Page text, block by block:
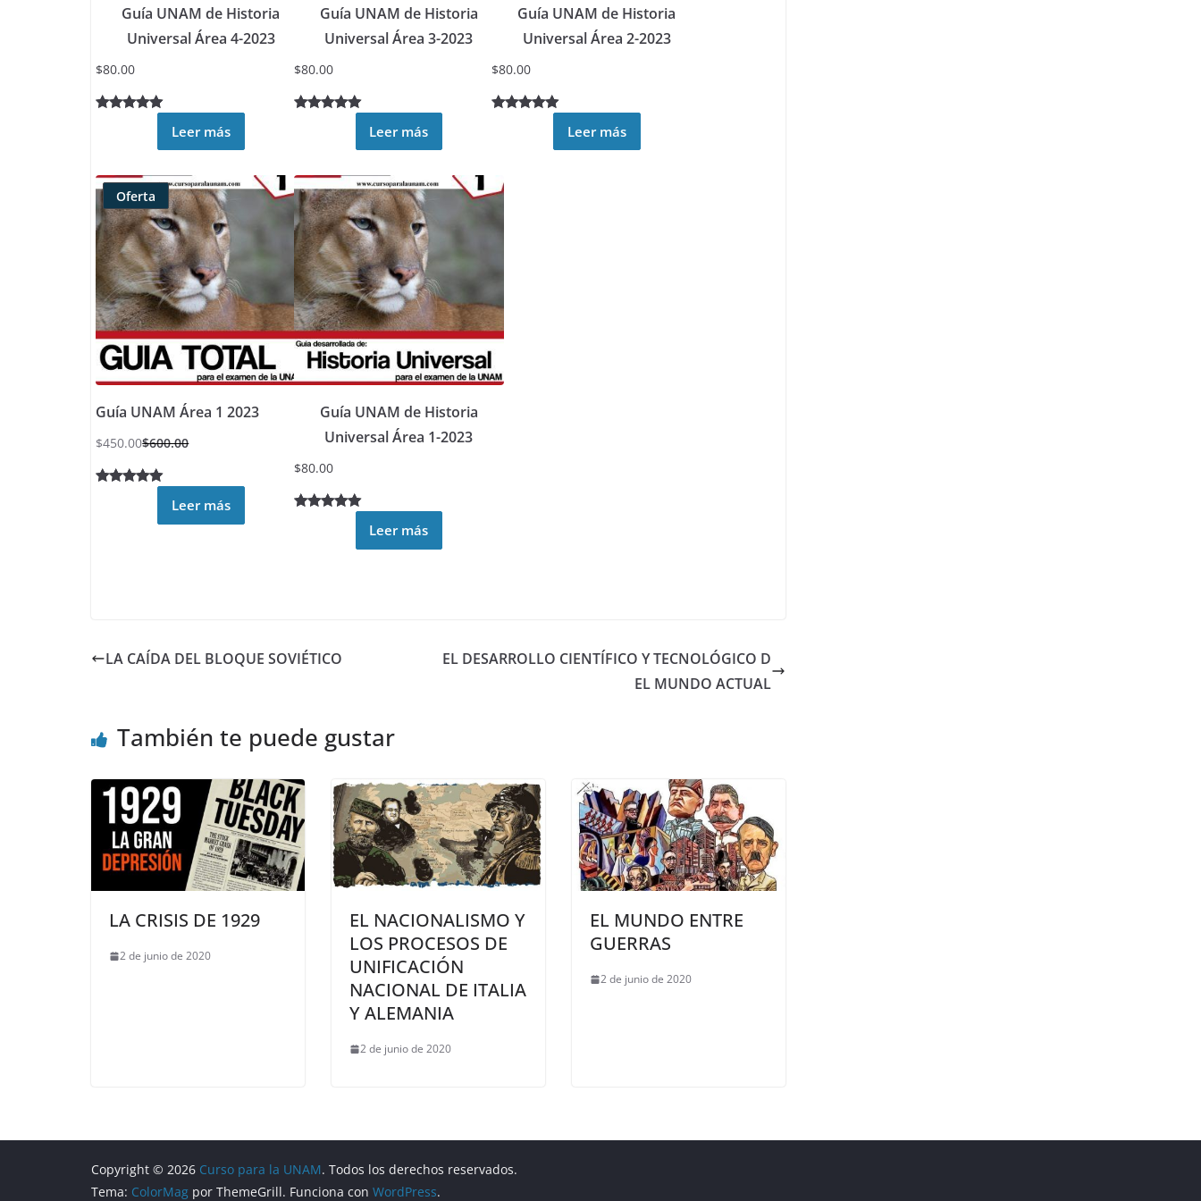
Guía UNAM de Historia
Universal Área 4-2023
$80.00
en
puntuacione
s de
clientes
Leer más
Guía UNAM de Historia
Universal Área 3-2023
$80.00
en
puntuacione
s de
clientes
Leer más
Guía UNAM de Historia
Universal Área 2-2023
$80.00
en
Leer más
Guía UNAM Área 1 2023
Oferta
Producto
rebajado
$600.00
$450.00
Leer más
Guía UNAM de Historia
Universal Área 1-2023
$80.00
Leer más
LA CAÍDA DEL BLOQUE SOVIÉTICO
EL DESARROLLO CIENTÍFICO Y TECNOLÓGICO D
EL MUNDO ACTUAL
También te puede gustar
LA CRISIS DE 1929
2 de junio de 2020
EL NACIONALISMO Y
LOS PROCESOS DE
UNIFICACIÓN
NACIONAL DE ITALIA
Y ALEMANIA
2 de junio de 2020
EL MUNDO ENTRE
GUERRAS
2 de junio de 2020
Copyright © 2026 Curso para la UNAM. Todos los derechos reservados.
Tema: ColorMag por ThemeGrill. Funciona con WordPress.